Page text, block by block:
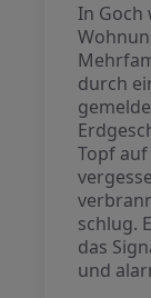
In Goch
durch
Topf
schlug.
das
und